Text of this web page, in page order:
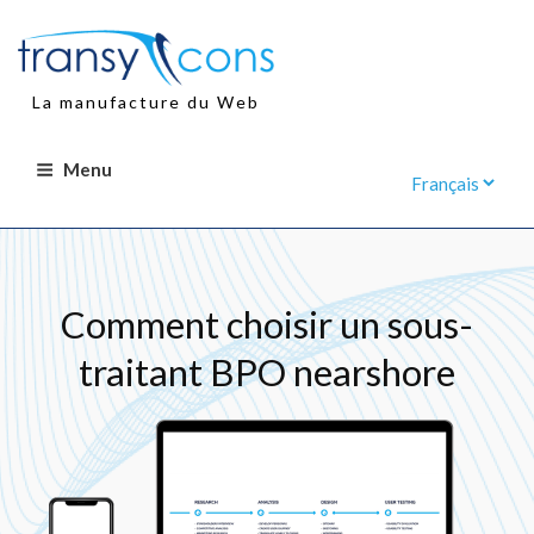
contenu
principalLa manufacture du Web
Menu
Comment choisir un sous-
traitant BPO nearshore